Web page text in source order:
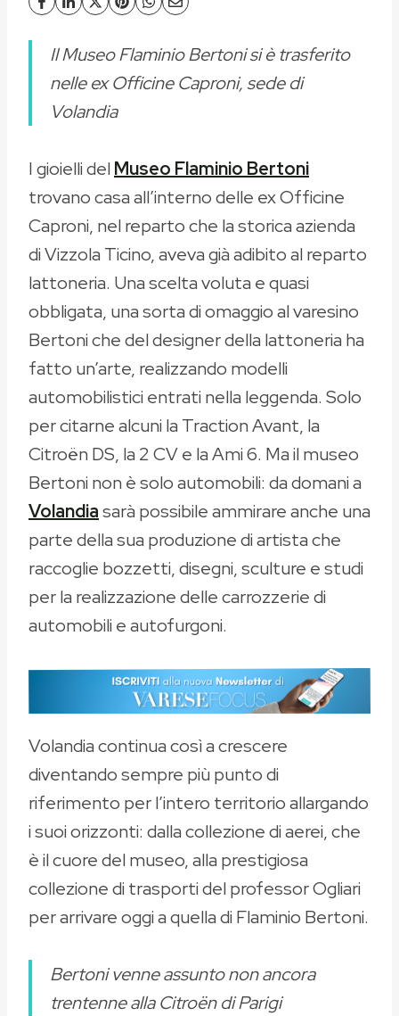
Il Museo Flaminio Bertoni si è trasferito
nelle ex Officine Caproni, sede di
Volandia
I gioielli delMuseo Flaminio Bertoni
trovano casa all’interno delle ex Officine
Caproni, nel reparto che la storica azienda
di Vizzola Ticino, aveva già adibito al reparto
lattoneria. Una scelta voluta e quasi
obbligata, una sorta di omaggio al varesino
Bertoni che del designer della lattoneria ha
fatto un’arte, realizzando modelli
automobilistici entrati nella leggenda. Solo
per citarne alcuni la Traction Avant, la
Citroën DS, la 2 CV e la Ami 6. Ma il museo
Bertoni non è solo automobili: da domani a
Volandiasarà possibile ammirare anche una
parte della sua produzione di artista che
raccoglie bozzetti, disegni, sculture e studi
per la realizzazione delle carrozzerie di
automobili e autofurgoni.
Volandia continua così a crescere
diventando sempre più punto di
riferimento per l’intero territorio allargando
i suoi orizzonti: dalla collezione di aerei, che
è il cuore del museo, alla prestigiosa
collezione di trasporti del professor Ogliari
per arrivare oggi a quella di Flaminio Bertoni.
Bertoni venne assunto non ancora
trentenne alla Citroën di Parigi